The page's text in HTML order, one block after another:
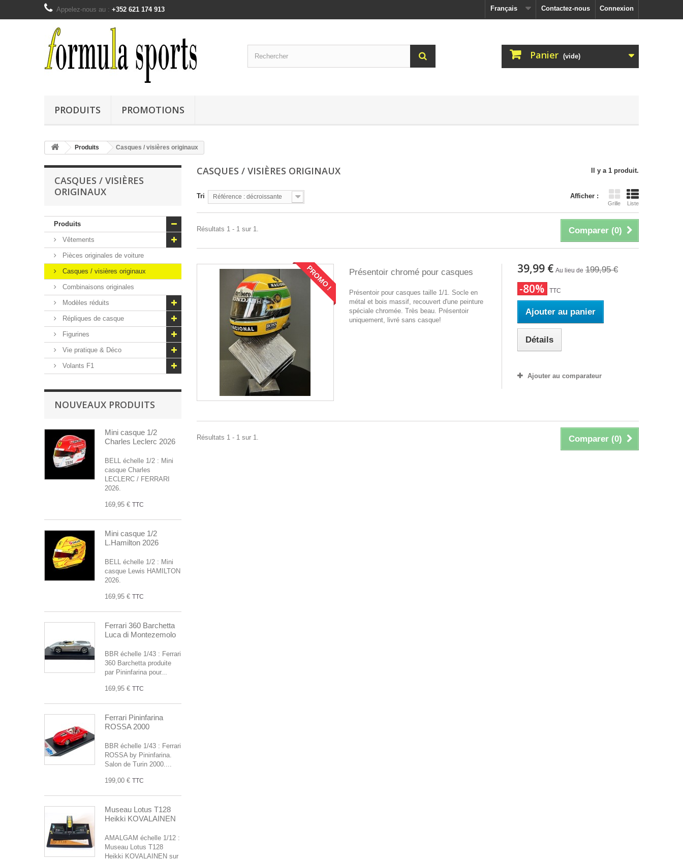
Connexion
Contactez-nous
Appelez-nous au : +352 621 174 913 Français
Panier (vide)
PRODUITS PROMOTIONS
Produits Casques / visières originaux
CASQUES / VISIÈRES
ORIGINAUX
Produits
Vêtements
Pièces originales de voiture
Casques / visières originaux
Combinaisons originales
Modèles réduits
Répliques de casque
Figurines
Vie pratique & Déco
Volants F1
NOUVEAUX PRODUITS
Mini casque 1/2
Charles Leclerc 2026
BELL échelle 1/2 : Mini
casque Charles
LECLERC / FERRARI
2026.
169,95 € TTC
Mini casque 1/2
L.Hamilton 2026
BELL échelle 1/2 : Mini
casque Lewis HAMILTON
2026.
169,95 € TTC
Ferrari 360 Barchetta
Luca di Montezemolo
BBR échelle 1/43 : Ferrari
360 Barchetta produite
par Pininfarina pour...
169,95 € TTC
Ferrari Pininfarina
ROSSA 2000
BBR échelle 1/43 : Ferrari
ROSSA by Pininfarina.
Salon de Turin 2000....
199,00 € TTC
Museau Lotus T128
Heikki KOVALAINEN
AMALGAM échelle 1/12 :
Museau Lotus T128
Heikki KOVALAINEN sur
CASQUES / VISIÈRES ORIGINAUX Il y a 1 produit.
Afficher :
Grille Liste
Tri Référence : décroissante
Comparer (0)
Résultats 1 - 1 sur 1.
PROMO ! Présentoir chromé pour casques
Présentoir pour casques taille 1/1. Socle en
métal et bois massif, recouvert d'une peinture
spéciale chromée. Très beau. Présentoir
uniquement, livré sans casque!
39,99 € Au lieu de 199,95 €
-80% TTC
Ajouter au panier
Détails
Ajouter au comparateur
Comparer (0)
Résultats 1 - 1 sur 1.